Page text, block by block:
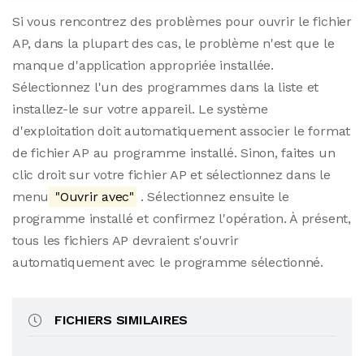
Si vous rencontrez des problèmes pour ouvrir le fichier
AP, dans la plupart des cas, le problème n'est que le
manque d'application appropriée installée.
Sélectionnez l'un des programmes dans la liste et
installez-le sur votre appareil. Le système
d'exploitation doit automatiquement associer le format
de fichier AP au programme installé. Sinon, faites un
clic droit sur votre fichier AP et sélectionnez dans le
menu "Ouvrir avec" . Sélectionnez ensuite le
programme installé et confirmez l'opération. À présent,
tous les fichiers AP devraient s'ouvrir
automatiquement avec le programme sélectionné.
FICHIERS SIMILAIRES